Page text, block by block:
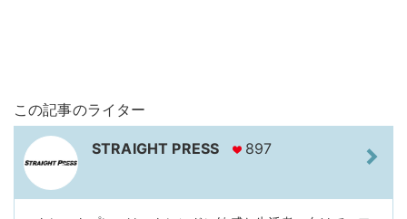
この記事のライター
STRAIGHT PRESS 897